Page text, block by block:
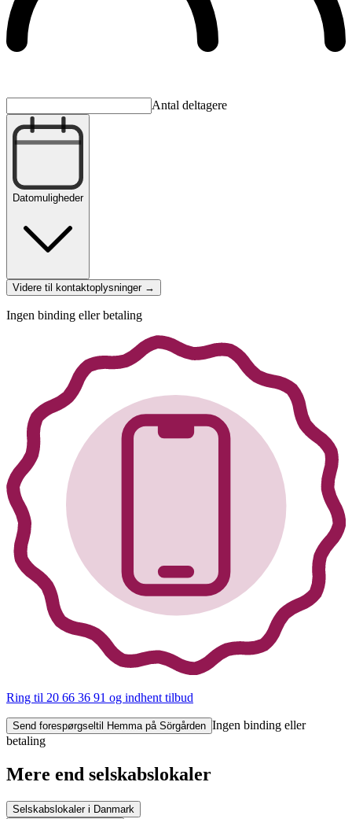
Antal deltagere
Datomuligheder
Videre til kontaktoplysninger →
Ingen binding eller betaling
Ring til 20 66 36 91 og indhent tilbud
Send forespørgsel til Hemma på Sörgården Ingen binding eller
betaling
Mere end selskabslokaler
Selskabslokaler i Danmark